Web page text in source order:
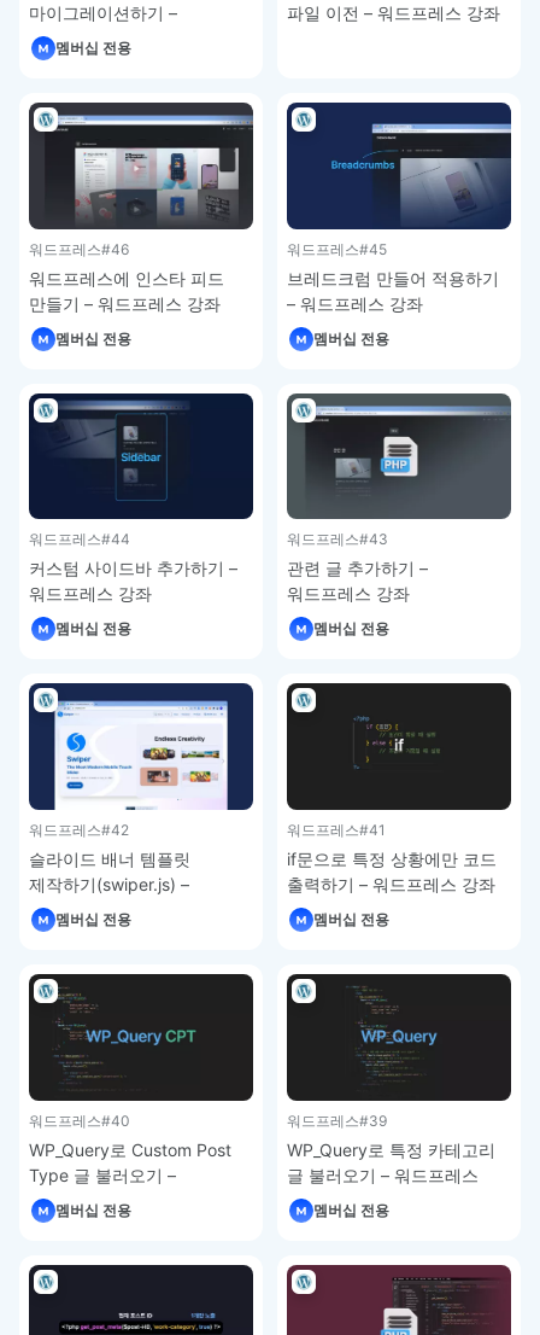
마이그레이션하기 –
워드프레스 강좌
멤버십 전용
파일 이전 – 워드프레스 강좌
워드프레스#46
워드프레스에 인스타 피드
만들기 – 워드프레스 강좌
멤버십 전용
워드프레스#45
브레드크럼 만들어 적용하기
– 워드프레스 강좌
멤버십 전용
워드프레스#44
커스텀 사이드바 추가하기 –
워드프레스 강좌
멤버십 전용
워드프레스#43
관련 글 추가하기 –
워드프레스 강좌
멤버십 전용
워드프레스#42
슬라이드 배너 템플릿
제작하기(swiper.js) –
워드프레스 강좌
멤버십 전용
워드프레스#41
if문으로 특정 상황에만 코드
출력하기 – 워드프레스 강좌
멤버십 전용
워드프레스#40
WP_Query로 Custom Post
Type 글 불러오기 –
워드프레스 강좌
멤버십 전용
워드프레스#39
WP_Query로 특정 카테고리
글 불러오기 – 워드프레스
강좌멤버십 전용